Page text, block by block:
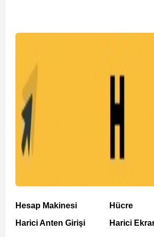
Hesap Makinesi
Harici Anten Girişi
Hücre
Harici